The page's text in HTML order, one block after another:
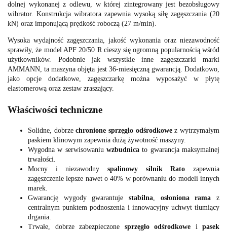
dolnej wykonanej z odlewu, w której zintegrowany jest bezobsługowy
wibrator. Konstrukcja wibratora zapewnia wysoką siłę zagęszczania (20
kN) oraz imponującą prędkość roboczą (27 m/min).
Wysoka wydajność zagęszczania, jakość wykonania oraz niezawodność
sprawiły, że model APF 20/50 R cieszy się ogromną popularnością wśród
użytkowników. Podobnie jak wszystkie inne zagęszczarki marki
AMMANN, ta maszyna objęta jest 36-miesięczną gwarancją. Dodatkowo,
jako opcje dodatkowe, zagęszczarkę można wyposażyć w płytę
elastomerową oraz zestaw zraszający.
Właściwości techniczne
Solidne, dobrzechronione sprzęgło odśrodkowez wytrzymałym
paskiem klinowym zapewnia dużą żywotność maszyny.
Wygodna w serwisowaniu wzbudnicato gwarancja maksymalnej
trwałości.
Mocny i niezawodny spalinowy silnik Rato zapewnia
zagęszczenie lepsze nawet o 40% w porównaniu do modeli innych
marek.
Gwarancję wygody gwarantuje stabilna, osłoniona ramaz
centralnym punktem podnoszenia i innowacyjny uchwyt tłumiący
drgania.
Trwałe, dobrze zabezpieczone sprzęgło odśrodkowe i pasek